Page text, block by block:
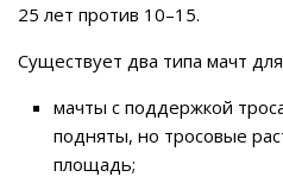
25 лет против 10–15.
Существует два типа мачт
мачты с поддержкой
подняты, но тросовые
площадь;